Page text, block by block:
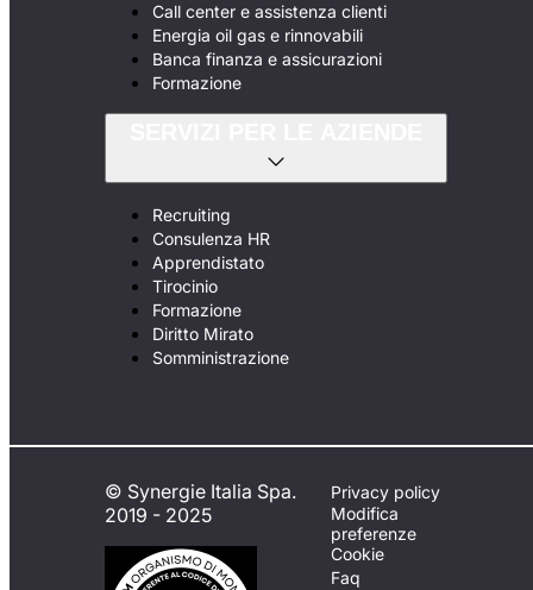
Call center e assistenza clienti
Energia oil gas e rinnovabili
Banca finanza e assicurazioni
Formazione
Recruiting
Consulenza HR
Apprendistato
Tirocinio
Formazione
Diritto Mirato
Somministrazione
© Synergie Italia Spa.
2019 - 2025
Privacy policy
Modifica
preferenze
Cookie
Faq